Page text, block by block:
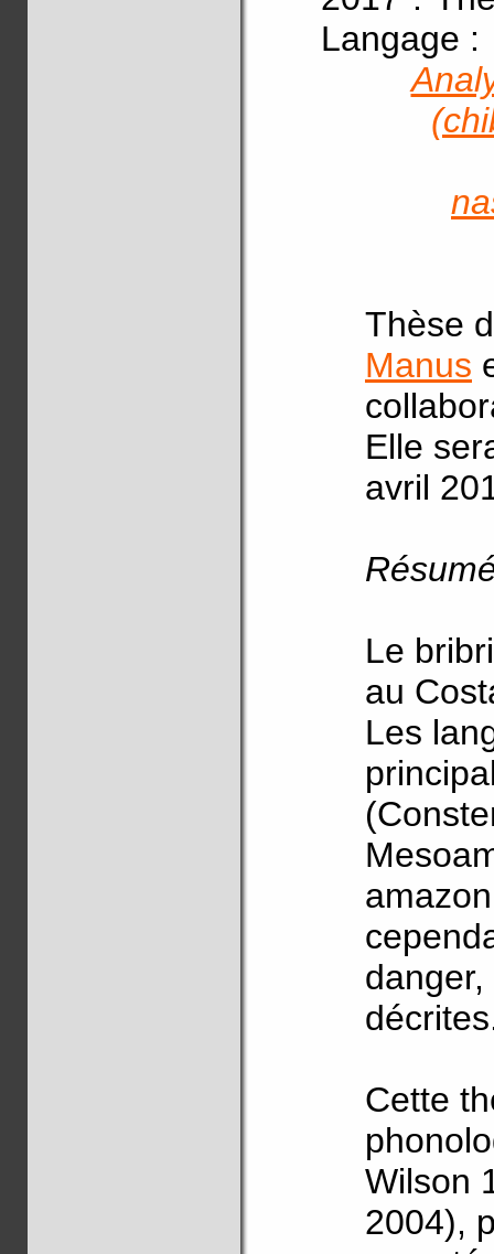
Langage :
Thèse
Manus
Elle
avril
Le
au
Les
Cette
Wilson
2004),